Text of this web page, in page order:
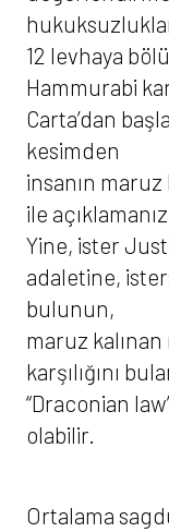
12 levhaya
Hammurabi
Carta’dan
kesimden
insanın
ile
Yine, ister
adaletine,
bulunun,
maruz
karşılığını
“Draconian
olabilir.
Ortalama